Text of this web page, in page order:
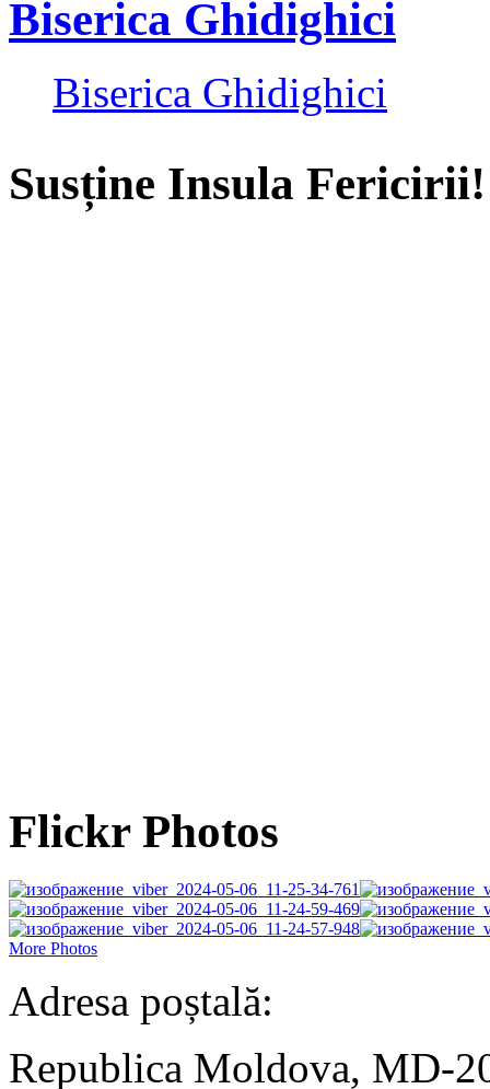
Biserica Ghidighici
Biserica Ghidighici
Susține Insula Fericirii!
Flickr Photos
More Photos
Adresa poștală:
Republica Moldova, MD-